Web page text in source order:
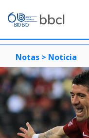
Notas > Noticia